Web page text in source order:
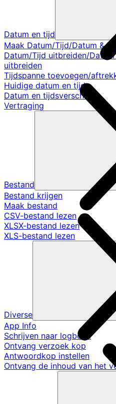
Datum en tijd
Maak Datum/Tijd/Datum &
Datum/Tijd uitbreiden/
uitbreiden
Tijdspanne toevoegen/
Huidige datum en tijd
Datum en tijdsverschil
Vertraging
Bestand
Bestand krijgen
Maak bestand
CSV-bestand lezen
XLSX-bestand lezen
XLS-bestand lezen
Diverse
App Info
Schrijven naar logboek
Ontvang verzoek kop
Antwoordkop instellen
Ontvang de inhoud van het